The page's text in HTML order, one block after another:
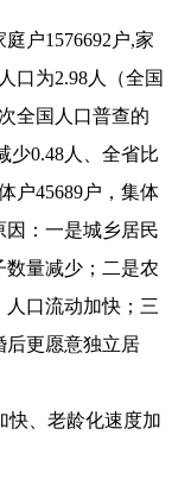
户1576692户,家
口为2.98人（全国
全国人口普查的
少0.48人、全省比
户45689户，集体
因：一是城乡居民
数量减少；二是农
口流动加快；三
后更愿意独立居
快、老龄化速度加